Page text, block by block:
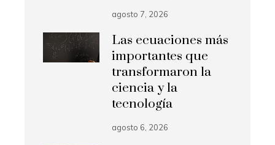
agosto 7, 2026
Las ecuaciones más
importantes que
transformaron la
ciencia y la
tecnología
agosto 6, 2026